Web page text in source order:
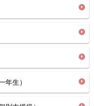
生）